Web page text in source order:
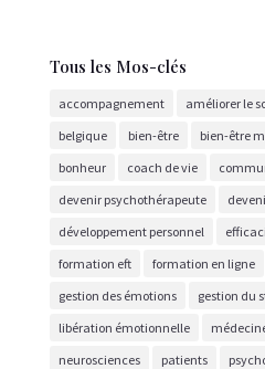
Tous les Mos-clés
accompagnement améliorer le
belgique
bien-être bien-être
bonheur
coach de vie
devenir psychothérapeute
développement personnel
formation eft
formation en ligne
gestion des émotions
gestion du
libération émotionnelle
neurosciences
patients